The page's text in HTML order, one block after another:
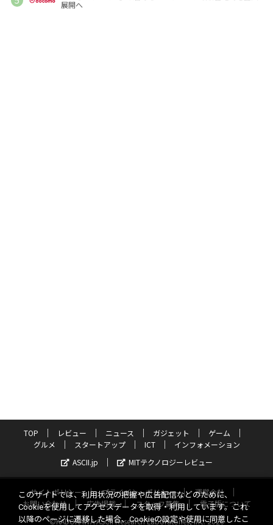
展開へ
TOP レビュー ニュース ガジェット
ゲーム
グルメ
スタートアップ ICT
インフォメーション
ASCII.jp
MITテクノロジーレビュー
サイトポリシー プライバシーポリシー
運営会社
お問い合わせ
広告掲載 スタッフ募集
電子版について
©KADOKAWA ASCII Research Laboratories, Inc. 2026
このサイトでは、利用状況の把握や広告配信などのために、
Cookieを使用してアクセスデータを取得・利用しています。これ
以降のページに遷移した場合、Cookieの設定や使用に同意したこ